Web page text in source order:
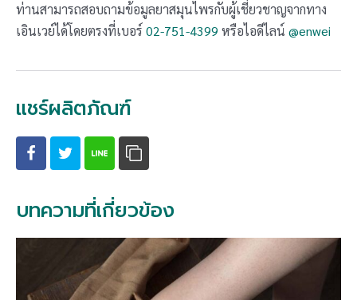
ท่านสามารถสอบถามข้อมูลยาสมุนไพรกับผู้เชี่ยวชาญจากทาง
เอินเวย์ได้โดยตรงที่เบอร์ 02-751-4399 หรือไอดีไลน์ @enwei
แชร์ผลิตภัณฑ์
บทความที่เกี่ยวข้อง